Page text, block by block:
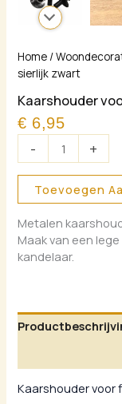
Home /
sierlijk zwart
Kaarshouder
€ 6,95
-
Kaarshouder
voor
sierlijk
zwart
aantal
+
Toevoegen
Metalen
Maak van een
kandelaar.
Kaarshouder voor